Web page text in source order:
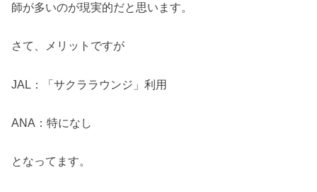
師が多いのが現実的だと思います。
さて、メリットですが
JAL：「サクララウンジ」利用
ANA：特になし
となってます。